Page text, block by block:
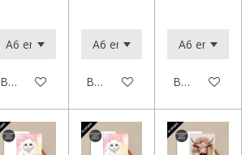
Bekijk details Bekijk details Bekijk details